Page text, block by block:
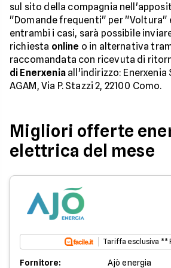
sul sito della compagnia
"Domande frequenti" per "Voltura"
entrambi i casi, sarà possibile
richiesta online o in alternativa
raccomandata con ricevuta di
di Enerxeniaall'indirizzo: Enerxenia
AGAM, Via P. Stazzi 2, 22100 Como.
Migliori offerte
elettrica del mese
Tariffa esclusiva **
Fornitore:
Ajò energia